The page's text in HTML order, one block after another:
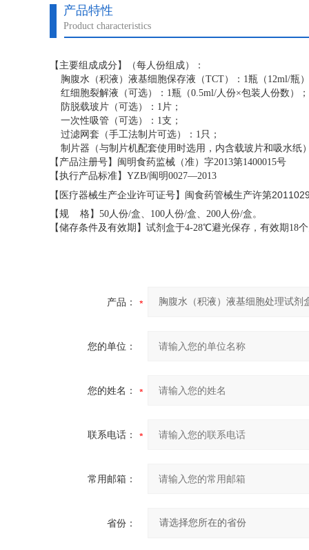
产品特性
Product characteristics
【主要组成成分】（每人份组成）：
胸腹水（积液） 液基细胞保存液（TCT）：1瓶（12ml/瓶
红细胞裂解液（可选）：1瓶（0.5ml/人份×包装人份数）；
防脱载玻片（可选）：1片；
一次性吸管（可选）：1支；
过滤网套（手工法制片可选）：1只；
制片器（与制片机配套使用时选用，内含载玻片和吸水纸
【产品注册号】闽明食药监械（准）字2013第1400015号
【执行产品标准】YZB/闽明0027—2013
【医疗器械生产企业许可证号】 闽食药管械生产许第
【规 格】50人份/盒、100人份/盒、200人份/盒。
【储存条件及有效期 】试剂盒于4-28℃避光保存，有效期18
产品：
您的单位：
您的姓名：
联系电话：
常用邮箱：
省份：